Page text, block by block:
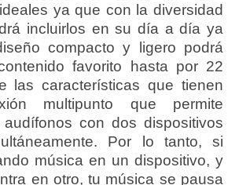
ya que con la diversidad
incluirlos en su día a día ya
compacto y ligero podrá
favorito hasta por 22
las características que tienen
multipunto que permite
con dos dispositivos
Por lo tanto, si
música en un dispositivo, y
en otro, tu música se pausa